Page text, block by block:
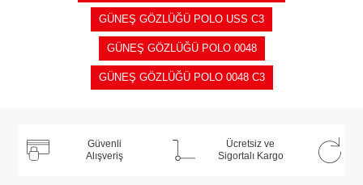
GÜNEŞ GÖZLÜĞÜ POLO USS C3
GÜNEŞ GÖZLÜĞÜ POLO 0048
GÜNEŞ GÖZLÜĞÜ POLO 0048 C3
Güvenli
Alışveriş
Ücretsiz ve
Sigortalı Kargo